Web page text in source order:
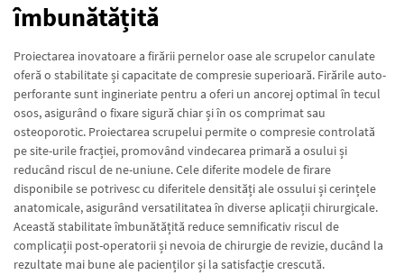
îmbunătățită
Proiectarea inovatoare a firării pernelor oase ale scrupelor canulate
oferă o stabilitate și capacitate de compresie superioară. Firările auto-
perforante sunt ingineriate pentru a oferi un ancorej optimal în tecul
osos, asigurând o fixare sigură chiar și în os comprimat sau
osteoporotic. Proiectarea scrupelui permite o compresie controlată
pe site-urile fracției, promovând vindecarea primară a osului și
reducând riscul de ne-uniune. Cele diferite modele de firare
disponibile se potrivesc cu diferitele densități ale ossului și cerințele
anatomicale, asigurând versatilitatea în diverse aplicații chirurgicale.
Această stabilitate îmbunătățită reduce semnificativ riscul de
complicații post-operatorii și nevoia de chirurgie de revizie, ducând la
rezultate mai bune ale pacienților și la satisfacție crescută.